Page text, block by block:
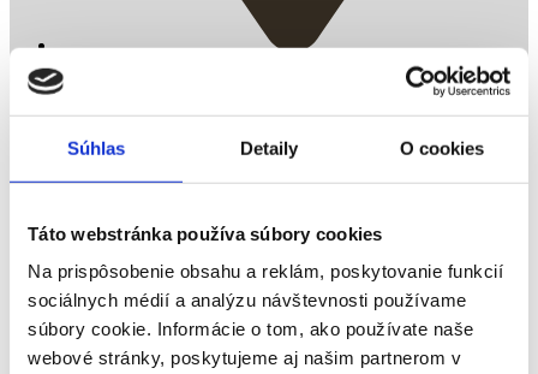
Súhlas Detaily O cookies
Táto webstránka používa súbory cookies
Na prispôsobenie obsahu a reklám, poskytovanie funkcií
sociálnych médií a analýzu návštevnosti používame
súbory cookie. Informácie o tom, ako používate naše
webové stránky, poskytujeme aj našim partnerom v
Sysľovisko